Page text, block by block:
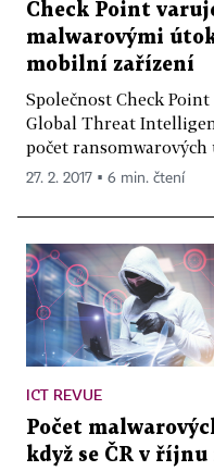
Check Point
malwarovými
mobilní zařízení
Společnost Check
Global Threat
počet ransomwarových
27. 2. 2017 ▪ 6 min. čtení
ICT REVUE
Počet
když se ČR v